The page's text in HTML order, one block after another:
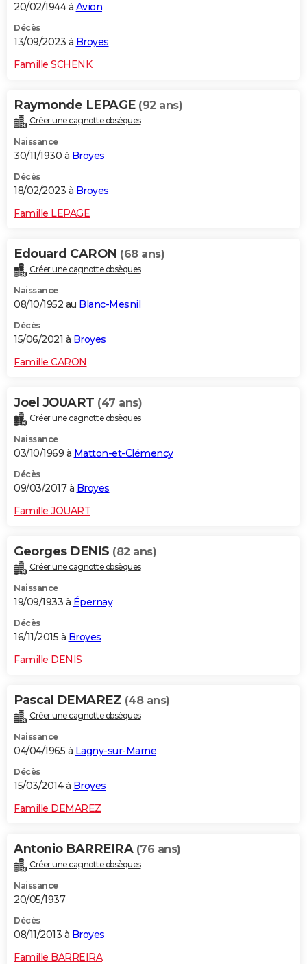
20/02/1944 à Avion
Décès
13/09/2023 à Broyes
Famille SCHENK
Raymonde LEPAGE (92 ans)
Créer une cagnotte obsèques
Naissance
30/11/1930 à Broyes
Décès
18/02/2023 à Broyes
Famille LEPAGE
Edouard CARON (68 ans)
Créer une cagnotte obsèques
Naissance
08/10/1952 au Blanc-Mesnil
Décès
15/06/2021 à Broyes
Famille CARON
Joel JOUART (47 ans)
Créer une cagnotte obsèques
Naissance
03/10/1969 à Matton-et-Clémency
Décès
09/03/2017 à Broyes
Famille JOUART
Georges DENIS (82 ans)
Créer une cagnotte obsèques
Naissance
19/09/1933 à Épernay
Décès
16/11/2015 à Broyes
Famille DENIS
Pascal DEMAREZ (48 ans)
Créer une cagnotte obsèques
Naissance
04/04/1965 à Lagny-sur-Marne
Décès
15/03/2014 à Broyes
Famille DEMAREZ
Antonio BARREIRA (76 ans)
Créer une cagnotte obsèques
Naissance
20/05/1937
Décès
08/11/2013 à Broyes
Famille BARREIRA